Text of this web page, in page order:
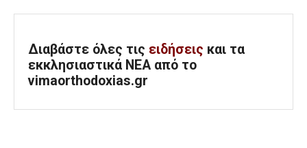
Διαβάστε όλες τις ειδήσεις και τα
εκκλησιαστικά ΝΕΑ από το
vimaorthodoxias.gr